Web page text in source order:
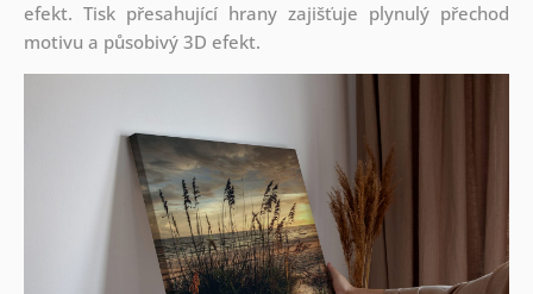
efekt. Tisk přesahující hrany zajišťuje plynulý přechod
motivu a působivý 3D efekt.